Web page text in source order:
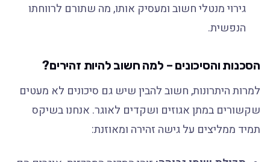
גירוי מנטלי חשוב ומעסיק אותו, מה שתורם לרווחתו
הנפשית.
הסכנות והסיכונים – למה חשוב להיות זהירים?
למרות היתרונות, חשוב להבין שיש גם סיכונים לא מעטים
שקשורים במתן אגוזים ושקדים לאוגר. אנחנו בשיקס
תמיד ממליצים על גישה זהירה ומאוזנת: